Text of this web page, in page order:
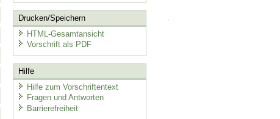
Drucken/Speichern
HTML-Gesamtansicht
Vorschrift als PDF
Hilfe
Hilfe zum Vorschriftentext
Fragen und Antworten
Barrierefreiheit